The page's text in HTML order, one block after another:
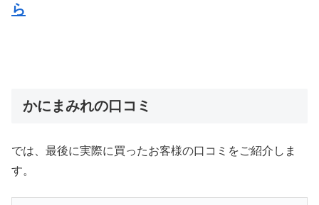
ら
かにまみれの口コミ
では、最後に実際に買ったお客様の口コミをご紹介しま
す。